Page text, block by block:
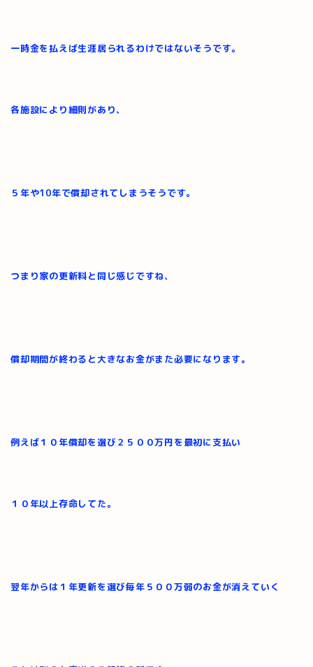
一時金を払えば生涯居られるわけではないそうです。
各施設により細則があり、
５年や10年で償却されてしまうそうです。
つまり家の更新料と同じ感じですね、
償却期間が終わると大きなお金がまた必要になります。
例えば１０年償却を選び２５００万円を最初に支払い
１０年以上存命してた。
翌年からは１年更新を選び毎年５００万弱のお金が消えていく